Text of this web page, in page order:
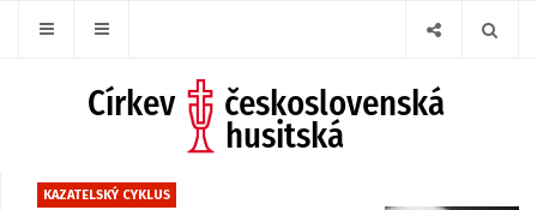
KAZATELSKÝ CYKLUS